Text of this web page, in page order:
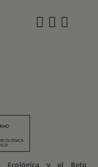
Ecológica y el Reto